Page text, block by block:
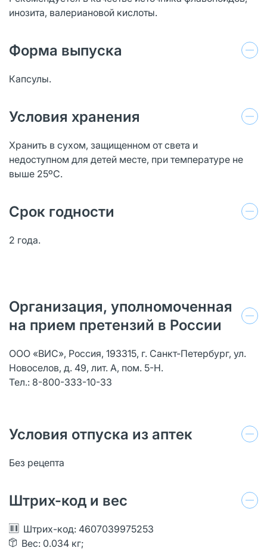
инозита, валериановой кислоты.
Форма выпуска
Капсулы.
Условия хранения
Хранить в сухом, защищенном от света и
недоступном для детей месте, при температуре не
выше 25ºС.
Срок годности
2 года.
Организация, уполномоченная
на прием претензий в России
ООО «ВИС», Россия, 193315, г. Санкт-Петербург, ул.
Новоселов, д. 49, лит. А, пом. 5-Н.
Тел.: 8-800-333-10-33
Условия отпуска из аптек
Без рецепта
Штрих-код и вес
Штрих-код: 4607039975253
Вес: 0.034 кг;